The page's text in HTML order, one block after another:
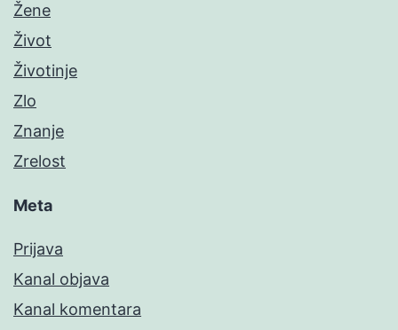
Žene
Život
Životinje
Zlo
Znanje
Zrelost
Meta
Prijava
Kanal objava
Kanal komentara